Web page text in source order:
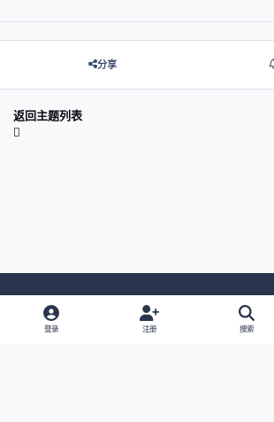
分享
返回主题列表
Light ModeDark ModeSystem Preference
登录 注册 搜索